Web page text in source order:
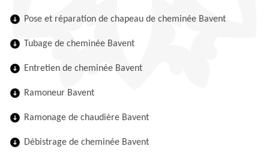
Pose et réparation de chapeau de cheminée Bavent
Tubage de cheminée Bavent
Entretien de cheminée Bavent
Ramoneur Bavent
Ramonage de chaudière Bavent
Débistrage de cheminée Bavent